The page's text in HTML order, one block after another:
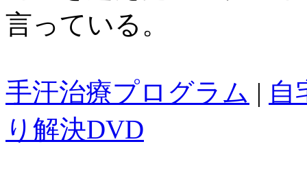
言っている。
手汗治療プログラム | 自
り解決DVD